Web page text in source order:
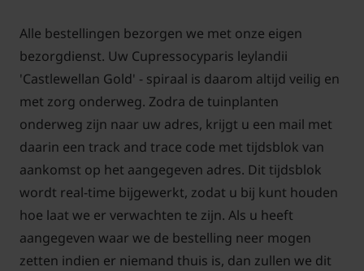
Alle bestellingen bezorgen we met onze eigen
bezorgdienst. Uw Cupressocyparis leylandii
'Castlewellan Gold' - spiraal is daarom altijd veilig en
met zorg onderweg. Zodra de tuinplanten
onderweg zijn naar uw adres, krijgt u een mail met
daarin een track and trace code met tijdsblok van
aankomst op het aangegeven adres. Dit tijdsblok
wordt real-time bijgewerkt, zodat u bij kunt houden
hoe laat we er verwachten te zijn. Als u heeft
aangegeven waar we de bestelling neer mogen
zetten indien er niemand thuis is, dan zullen we dit